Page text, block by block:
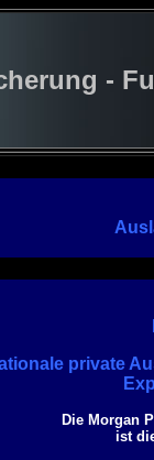
-
private
Die Morgan
ist